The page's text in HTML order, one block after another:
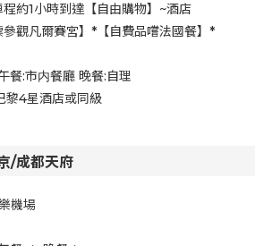
程約1小時到達【自由購物】~酒店
參觀凡爾賽宮】*【自費品嚐法國餐】*
餐:市内餐廳 晚餐:自理
黎4星酒店或同級
/成都天府
機場